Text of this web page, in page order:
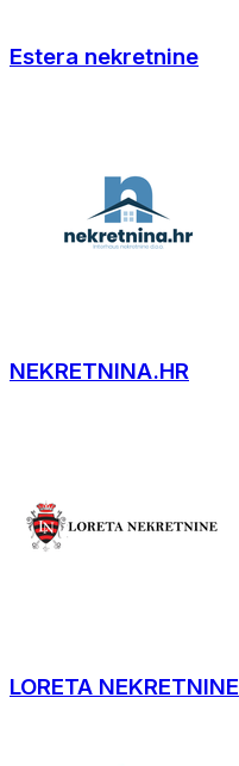
Estera nekretnine
NEKRETNINA.HR
LORETA NEKRETNINE